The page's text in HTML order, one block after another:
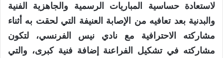
لاستعادة حساسية المباريات الرسمية والجاهزية الفنية
والبدنية بعد تعافيه من الإصابة العنيفة التي لحقت به أثناء
مشاركته الاحترافية مع نادي نيس الفرنسي، لتكون
مشاركته في تشكيل الفراعنة إضافة فنية كبرى، والتي